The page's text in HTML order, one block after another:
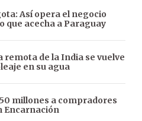
Así opera el negocio
que acecha a Paraguay
remota de la India se vuelve
en su agua
millones a compradores
Encarnación